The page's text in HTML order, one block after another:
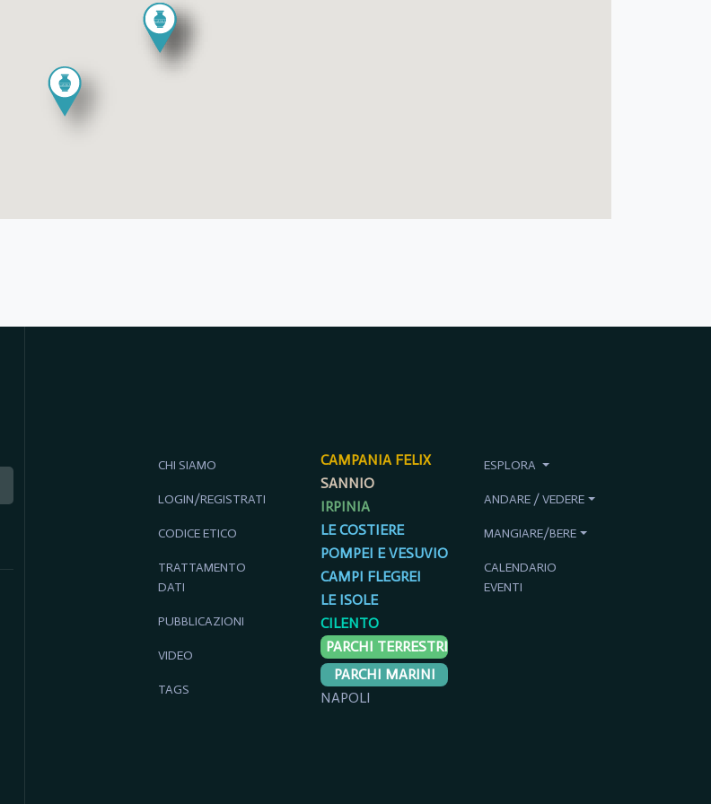
CHI SIAMO
LOGIN/REGISTRATI
CODICE ETICO
TRATTAMENTO
DATI
PUBBLICAZIONI
VIDEO
TAGS
CAMPANIA FELIX
SANNIO
IRPINIA
LE COSTIERE
POMPEI E VESUVIO
CAMPI FLEGREI
LE ISOLE
CILENTO
PARCHI TERRESTRI
PARCHI MARINI
NAPOLI
ESPLORA
ANDARE / VEDERE
MANGIARE/BERE
CALENDARIO
EVENTI